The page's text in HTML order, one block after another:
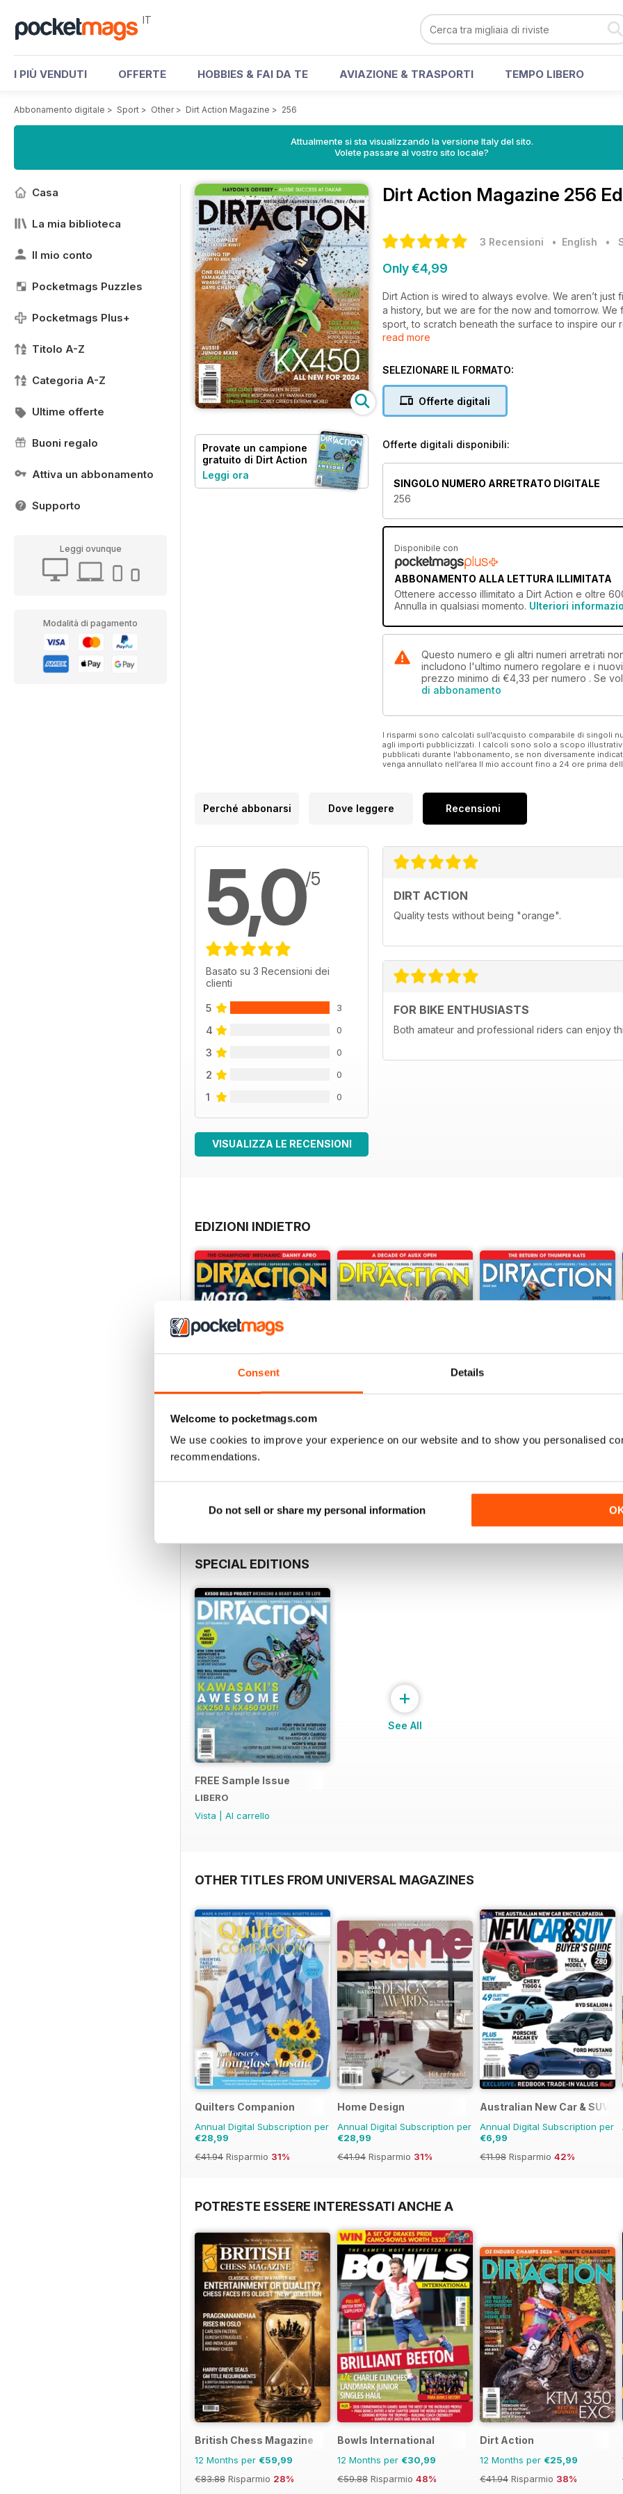
Consent Details
Welcome to pocketmags.com
We use cookies to improve your experience on our website and to show you personalised
recommendations.
Do not sell or share my personal information
IT
I PIÙ VENDUTI OFFERTE HOBBIES & FAI DA TE AVIAZIONE & TRASPORTI TEMPO LIBERO
Abbonamento digitale > Sport > Other> Dirt Action Magazine > 256
Attualmente si sta visualizzando la versione Italy del sito.
Volete passare al vostro sito locale?
Casa
La mia biblioteca
Il mio conto
Pocketmags Puzzles
Pocketmags Plus+
Titolo A-Z
Categoria A-Z
Ultime offerte
Buoni regalo
Attiva un abbonamento
Supporto
Leggi ovunque
Modalità di pagamento
Provate un campione
gratuito di Dirt Action
Leggi ora
Dirt Action Magazine 256
3 Recensioni • English •
Only €4,99
Dirt Action is wired to always evolve. We aren’t
a history, but we are for the now and tomorrow.
sport, to scratch beneath the surface to inspire
whole. Dirt Action is the last magazine by some
born as a trailriding magazine but has grown into
read more
SELEZIONARE IL FORMATO:
Offerte digitali
Offerte digitali disponibili:
SINGOLO NUMERO ARRETRATO DIGITALE
256
Disponibile con
ABBONAMENTO ALLA LETTURA ILLIMITATA
Ottenere accesso illimitato a Dirt Action e oltre
Annulla in qualsiasi momento. Ulteriori
Questo numero e gli altri numeri arretrati
includono l'ultimo numero regolare e i
prezzo minimo di €4,33 per numero . Se
di abbonamento
I risparmi sono calcolati sull'acquisto comparabile di singoli
agli importi pubblicizzati. I calcoli sono solo a scopo
pubblicati durante l'abbonamento, se non diversamente
venga annullato nell'area Il mio account fino a 24 ore prima
Perché abbonarsi Dove leggere Recensioni
5,0/5
Basato su 3 Recensioni dei
clienti
5 3
4 0
3 0
2 0
1 0
VISUALIZZA LE RECENSIONI
DIRT ACTION
Quality tests without being "orange".
FOR BIKE ENTHUSIASTS
Both amateur and professional riders can enjoy
EDIZIONI INDIETRO
268
Acquista per€6,99
267 266
SPECIAL EDITIONS
FREE Sample Issue
LIBERO
Vista
Al carrello
+
See All
OTHER TITLES FROM UNIVERSAL MAGAZINES
Quilters Companion
Annual Digital Subscription per
€28,99
€41.94 Risparmio 31%
Home Design
Annual Digital Subscription per
€28,99
€41.94 Risparmio 31%
Australian New Car & SUV
Annual Digital Subscription per
€6,99
€11.98 Risparmio 42%
POTRESTE ESSERE INTERESSATI ANCHE A
British Chess Magazine
12 Months per €59,99
€83.88 Risparmio 28%
Bowls International
12 Months per €30,99
€59.88 Risparmio 48%
Dirt Action
12 Months per €25,99
€41.94 Risparmio 38%